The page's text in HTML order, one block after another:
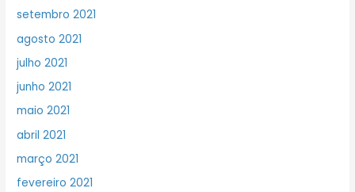
setembro 2021
agosto 2021
julho 2021
junho 2021
maio 2021
abril 2021
março 2021
fevereiro 2021